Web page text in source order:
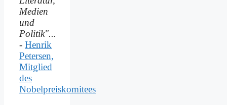
Medien
und
Politik"...
- Henrik
Petersen,
Mitglied
des
Nobelpreiskomitees